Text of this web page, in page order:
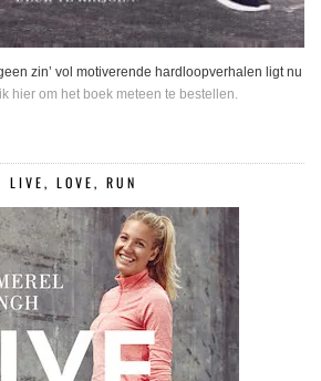
zin’ vol motiverende hardloopverhalen ligt nu
hier om het boek meteen te bestellen.
LIVE, LOVE, RUN